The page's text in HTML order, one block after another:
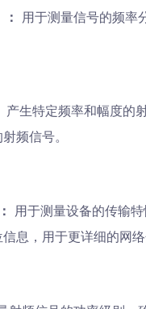
用于测量信号的频率
产生特定频率和幅度的
频信号。
用于测量设备的传输特
息，用于更详细的网络